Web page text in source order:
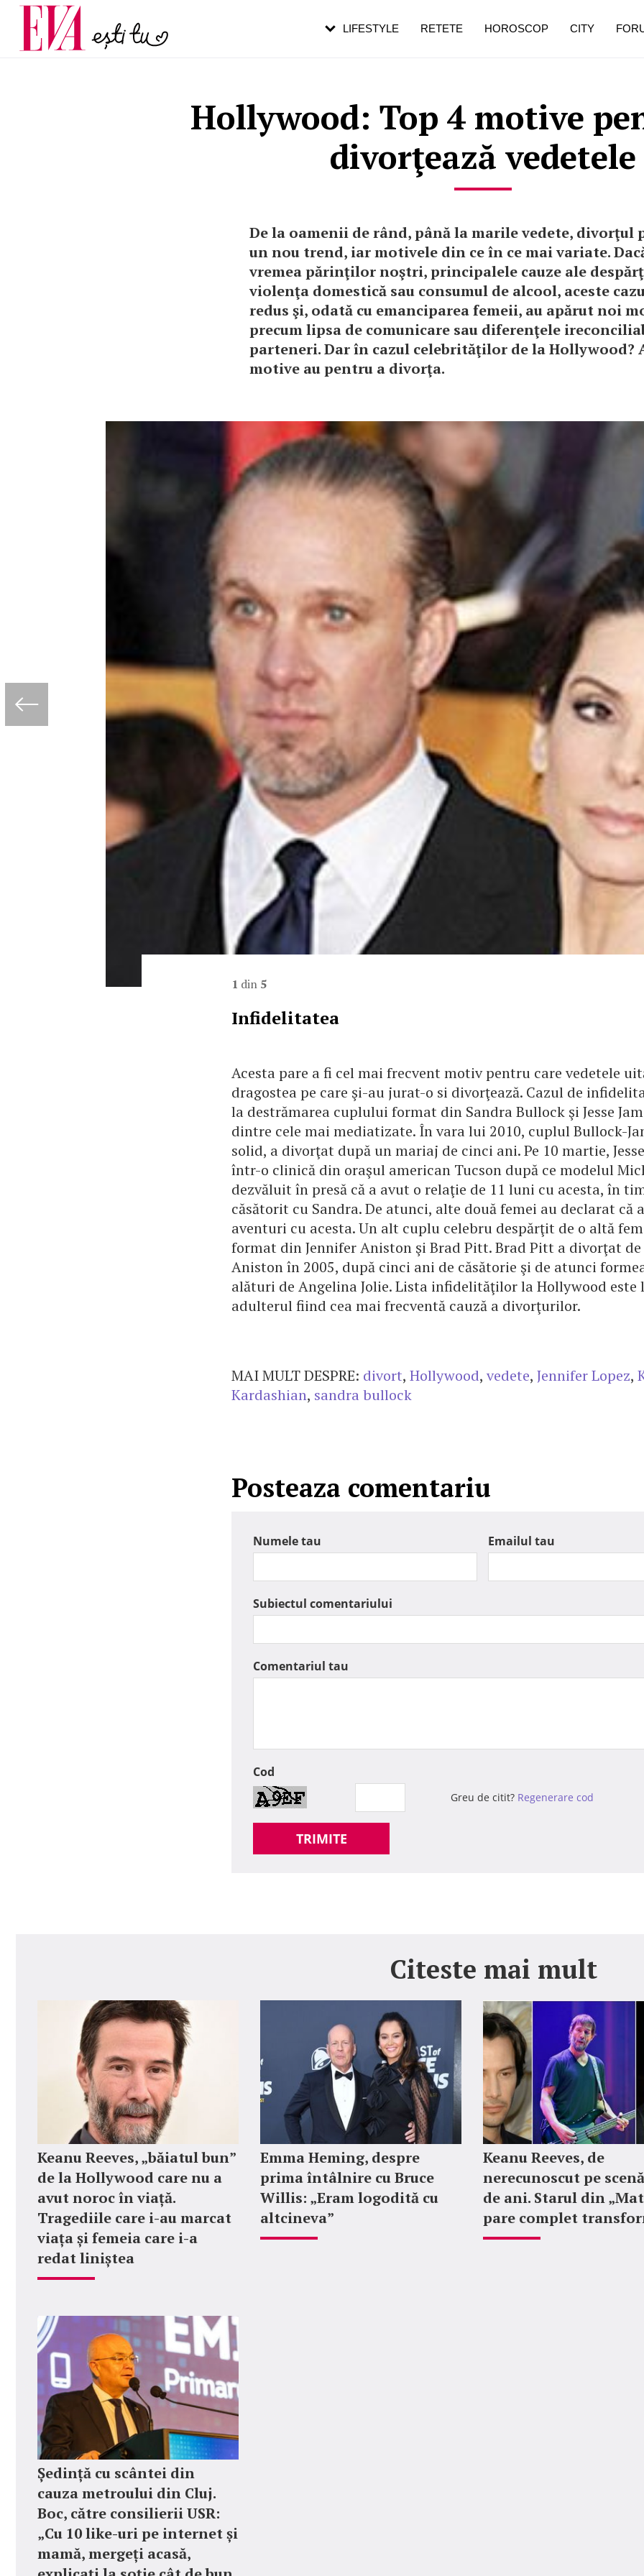
Hollywood: Top 4 motive
divorţează vedetele
De la oamenii de rând, până la marile vedete, divorţul
un nou trend, iar motivele din ce în ce mai variate.
vremea părinţilor noştri, principalele cauze ale
violenţa domestică sau consumul de alcool, aceste
redus şi, odată cu emanciparea femeii, au apărut noi
precum lipsa de comunicare sau diferenţele
parteneri. Dar în cazul celebrităţilor de la Hollywood?
motive au pentru a divorţa.
1 din 5
Infidelitatea
Acesta pare a fi cel mai frecvent motiv pentru care vedetele
dragostea pe care şi-au jurat-o si divorţează. Cazul de
la destrămarea cuplului format din Sandra Bullock şi Jesse
dintre cele mai mediatizate. În vara lui 2010, cuplul Bullock-
solid, a divorţat după un mariaj de cinci ani. Pe 10 martie,
într-o clinică din oraşul american Tucson după ce modelul
dezvăluit în presă că a avut o relaţie de 11 luni cu acesta, în
căsătorit cu Sandra. De atunci, alte două femei au declarat că
aventuri cu acesta. Un alt cuplu celebru despărţit de o altă
format din Jennifer Aniston şi Brad Pitt. Brad Pitt a divorţat de
Aniston în 2005, după cinci ani de căsătorie şi de atunci
alături de Angelina Jolie. Lista infidelităţilor la Hollywood este
adulterul fiind cea mai frecventă cauză a divorţurilor.
MAI MULT DESPRE: divort, Hollywood, vedete, Jennifer Lopez,
Kardashian, sandra bullock
Posteaza comentariu
Numele tau Emailul tau
Subiectul comentariului
Comentariul tau
Cod
Greu de citit? Regenerare cod
TRIMITE
Citeste mai mult
Keanu Reeves, „băiatul bun”
de la Hollywood care nu a
avut noroc în viață.
Tragediile care i-au marcat
viața și femeia care i-a
redat liniștea
Emma Heming, despre
prima întâlnire cu Bruce
Willis: „Eram logodită cu
altcineva”
Keanu Reeves, de
nerecunoscut pe
de ani. Starul din
pare complet
Ședință cu scântei din
cauza metroului din Cluj.
Boc, către consilierii USR:
„Cu 10 like-uri pe internet și
mamă, mergeți acasă,
LIFESTYLE RETETE HOROSCOP CITY
Carieră
Actualitate
pe măsură ce înaintezi în vârstă
de dureroasă este investigația